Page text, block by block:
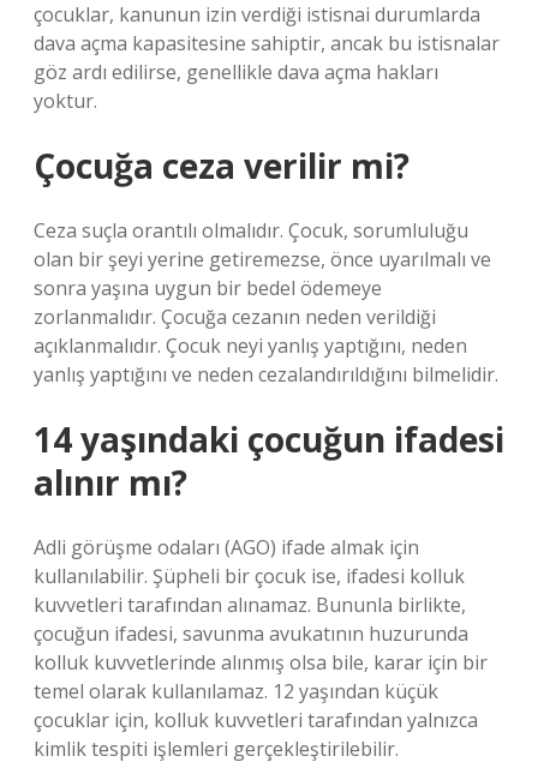
çocuklar, kanunun izin verdiği istisnai durumlarda
dava açma kapasitesine sahiptir, ancak bu istisnalar
göz ardı edilirse, genellikle dava açma hakları
yoktur.
Çocuğa ceza verilir mi?
Ceza suçla orantılı olmalıdır. Çocuk, sorumluluğu
olan bir şeyi yerine getiremezse, önce uyarılmalı ve
sonra yaşına uygun bir bedel ödemeye
zorlanmalıdır. Çocuğa cezanın neden verildiği
açıklanmalıdır. Çocuk neyi yanlış yaptığını, neden
yanlış yaptığını ve neden cezalandırıldığını bilmelidir.
14 yaşındaki çocuğun ifadesi
alınır mı?
Adli görüşme odaları (AGO) ifade almak için
kullanılabilir. Şüpheli bir çocuk ise, ifadesi kolluk
kuvvetleri tarafından alınamaz. Bununla birlikte,
çocuğun ifadesi, savunma avukatının huzurunda
kolluk kuvvetlerinde alınmış olsa bile, karar için bir
temel olarak kullanılamaz. 12 yaşından küçük
çocuklar için, kolluk kuvvetleri tarafından yalnızca
kimlik tespiti işlemleri gerçekleştirilebilir.